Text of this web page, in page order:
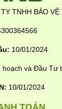
BẬT
TNHH BẢO
10/01/2024
hoạch và Đầu Tư
10/01/2024